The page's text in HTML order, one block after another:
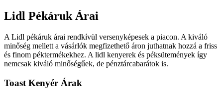
Lidl Pékáruk Árai
A Lidl pékáruk árai rendkívül versenyképesek a piacon. A kiváló
minőség mellett a vásárlók megfizethető áron juthatnak hozzá a friss
és finom péktermékekhez. A lidl kenyerek és péksütemények így
nemcsak kiváló minőségűek, de pénztárcabarátok is.
Toast Kenyér Árak